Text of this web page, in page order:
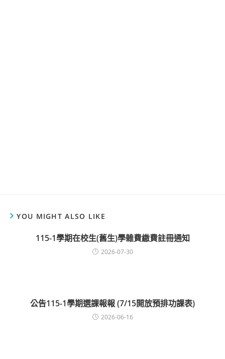
YOU MIGHT ALSO LIKE
115-1學期在校生(舊生)學雜費繳費註冊通知
2026-07-30
公告115-1學期選課報報 (7/15開放預排功課表)
2026-06-16